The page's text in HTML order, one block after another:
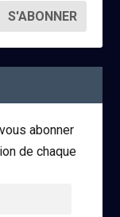
abonner
de chaque